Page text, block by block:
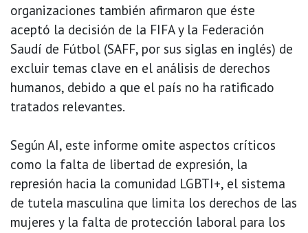
organizaciones también afirmaron que éste
aceptó la decisión de la FIFA y la Federación
Saudí de Fútbol (SAFF, por sus siglas en inglés) de
excluir temas clave en el análisis de derechos
humanos, debido a que el país no ha ratificado
tratados relevantes.
Según AI, este informe omite aspectos críticos
como la falta de libertad de expresión, la
represión hacia la comunidad LGBTI+, el sistema
de tutela masculina que limita los derechos de las
mujeres y la falta de protección laboral para los